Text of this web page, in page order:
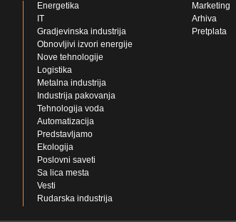
Energetika
IT
Gradjevinska industrija
Obnovljivi izvori energije
Nove tehnologije
Logistika
Metalna industrija
Industrija pakovanja
Tehnologija voda
Automatizacija
Predstavljamo
Ekologija
Poslovni saveti
Sa lica mesta
Vesti
Rudarska industrija
Marketing
Arhiva
Pretplata